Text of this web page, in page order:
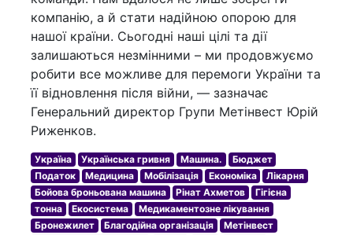
компанію, а й стати надійною опорою для
нашої країни. Сьогодні наші цілі та дії
залишаються незмінними – ми продовжуємо
робити все можливе для перемоги України та
її відновлення після війни, — зазначає
Генеральний директор Групи Метінвест Юрій
Риженков.
Україна Українська гривня Машина.
Бюджет
Податок
Медицина Мобілізація Економіка
Лікарня
Бойова броньована машина
Рінат Ахметов
Гігієна
тонна
Екосистема
Медикаментозне лікування
Бронежилет
Благодійна організація
Метінвест